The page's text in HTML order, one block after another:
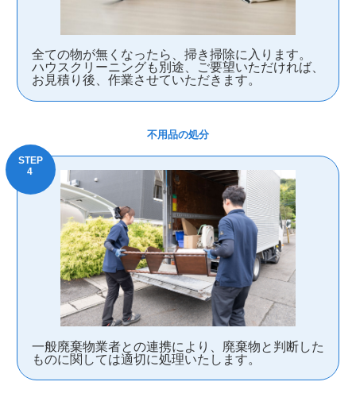
全ての物が無くなったら、掃き掃除に入ります。
ハウスクリーニングも別途、ご要望いただければ、
お見積り後、作業させていただきます。
不用品の処分
一般廃棄物業者との連携により、廃棄物と判断した
ものに関しては適切に処理いたします。